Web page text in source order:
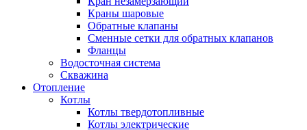
Краны шаровые
Обратные клапаны
Сменные сетки для обратных клапанов
Фланцы
Водосточная система
Скважина
Отопление
Котлы
Котлы твердотопливные
Котлы электрические